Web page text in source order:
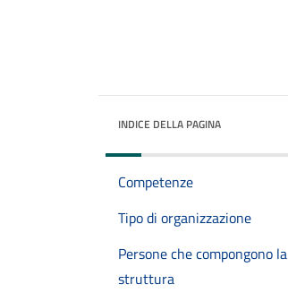
INDICE DELLA PAGINA
Competenze
Tipo di organizzazione
Persone che compongono la
struttura